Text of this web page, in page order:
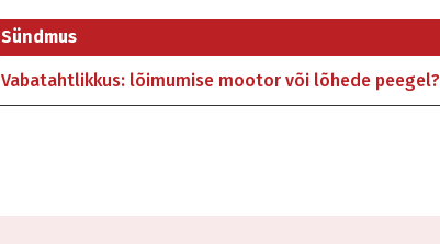
Sündmus
Vabatahtlikkus: lõimumise mootor või lõhede peegel?